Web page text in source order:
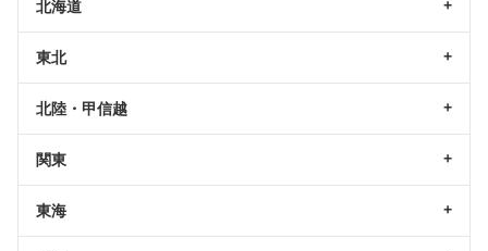
北海道
東北
北陸・甲信越
関東
東海